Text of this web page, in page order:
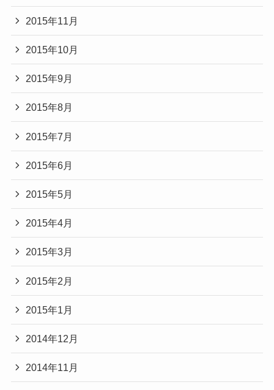
2015年11月
2015年10月
2015年9月
2015年8月
2015年7月
2015年6月
2015年5月
2015年4月
2015年3月
2015年2月
2015年1月
2014年12月
2014年11月